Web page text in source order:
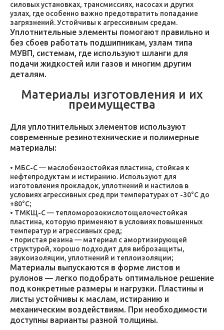
силовых установках, трансмиссиях, насосах и других
узлах, где особенно важно предотвратить попадание
загрязнений. Устойчивы к агрессивным средам.
Уплотнительные элементы помогают правильно и
без сбоев работать подшипникам, узлам типа
МУВП, системам, где используют шланги для
подачи жидкостей или газов и многим другим
деталям.
Материалы изготовления и их
преимущества
Для уплотнительных элементов используют
современные резинотехнические и полимерные
материалы:
МБС-С — маслобензостойкая пластина, стойкая к
нефтепродуктам и истиранию. Используют для
изготовления прокладок, уплотнений и настилов в
условиях агрессивных сред при температурах от -30°C до
+80°C;
ТМКЩ-С — тепломорозокислотощелочестойкая
пластина, которую применяют в условиях повышенных
температур и агрессивных сред;
пористая резина — материал с амортизирующей
структурой, хорошо подходит для виброзащиты,
звукоизоляции, уплотнений и теплоизоляции;
Материалы выпускаются в форме листов и
рулонов — легко подобрать оптимальное решение
под конкретные размеры и нагрузки. Пластины и
листы устойчивы к маслам, истиранию и
механическим воздействиям. При необходимости
доступны варианты разной толщины.